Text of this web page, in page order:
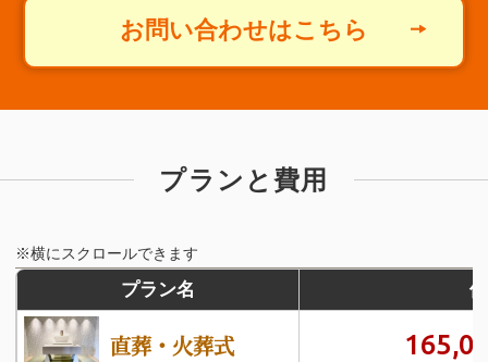
お問い合わせはこちら
プランと費用
※横にスクロールできます
プラン名
直葬・火葬式